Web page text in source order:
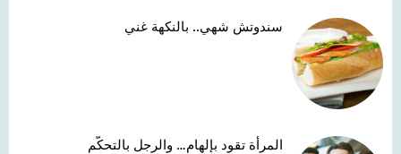
سندوتش شهي.. بالنكهة غني
المرأة تقود بإلهام… والرجل بالتحكّم